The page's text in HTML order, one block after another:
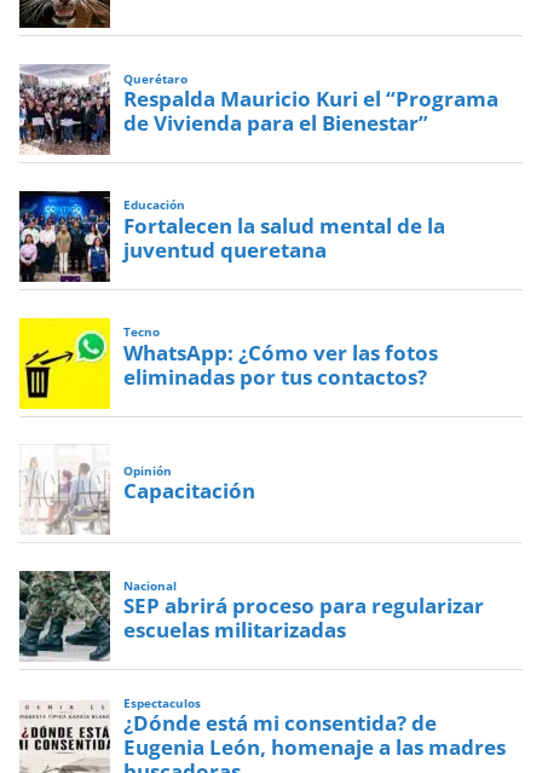
Querétaro
Respalda Mauricio Kuri el “Programa
de Vivienda para el Bienestar”
Educación
Fortalecen la salud mental de la
juventud queretana
Tecno
WhatsApp: ¿Cómo ver las fotos
eliminadas por tus contactos?
Opinión
Capacitación
Nacional
SEP abrirá proceso para regularizar
escuelas militarizadas
Espectaculos
¿Dónde está mi consentida? de
Eugenia León, homenaje a las madres